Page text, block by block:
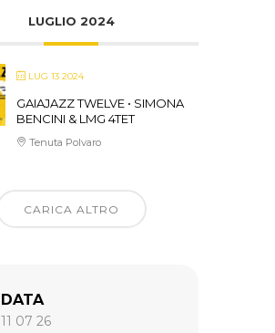
LUGLIO 2024
LUG 13 2024
GAIAJAZZ TWELVE • SIMONA
BENCINI & LMG 4TET
Tenuta Polvaro
CARICA ALTRO
DATA
11 07 26